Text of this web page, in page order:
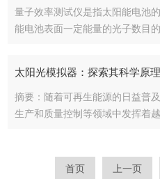
量子效率测试仪是指太阳能电池
能电池表面一定能量的光子数目
果对于一定的波长...
摘要：随着可再生能源的日益普
生产和质量控制等领域中发挥着
光谱匹配和光强控...
首页 上一页